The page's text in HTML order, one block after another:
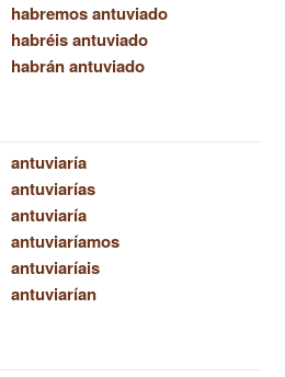
habremos antuviado
habréis antuviado
habrán antuviado
antuviaría
antuviarías
antuviaría
antuviaríamos
antuviaríais
antuviarían